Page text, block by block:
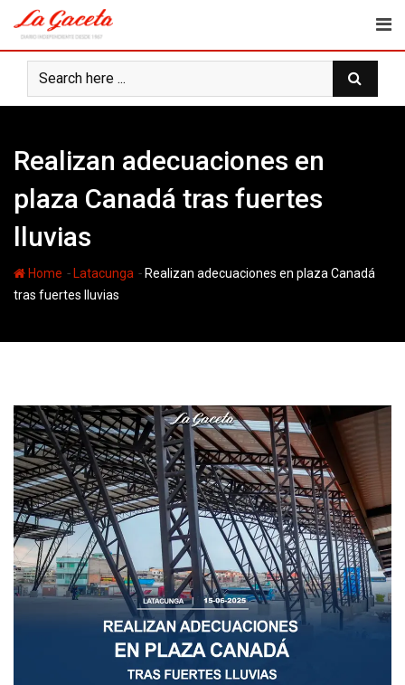
content
Realizan adecuaciones en
plaza Canadá tras fuertes
lluvias
Home - Latacunga - Realizan adecuaciones en plaza Canadá
tras fuertes lluvias